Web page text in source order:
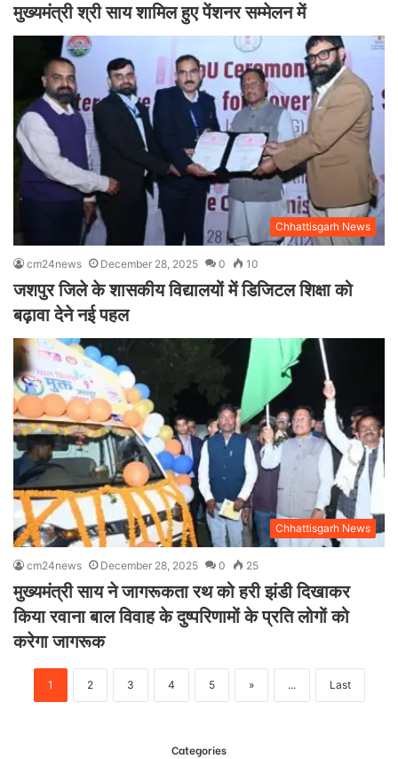
मुख्यमंत्री श्री साय शामिल हुए पेंशनर सम्मेलन में
Chhattisgarh News
cm24news December 28, 2025 0 10
जशपुर जिले के शासकीय विद्यालयों में डिजिटल शिक्षा को
बढ़ावा देने नई पहल
Chhattisgarh News
cm24news December 28, 2025 0 25
मुख्यमंत्री साय ने जागरूकता रथ को हरी झंडी दिखाकर
किया रवाना बाल विवाह के दुष्परिणामों के प्रति लोगों को
करेगा जागरूक
1 2 3 4 5 » ... Last
Categories